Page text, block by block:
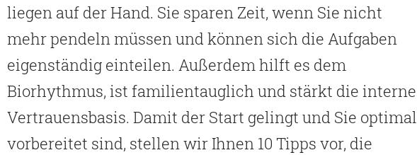
liegen auf der Hand. Sie sparen Zeit, wenn Sie nicht
mehr pendeln müssen und können sich die Aufgaben
eigenständig einteilen. Außerdem hilft es dem
Biorhythmus, ist familientauglich und stärkt die interne
Vertrauensbasis. Damit der Start gelingt und Sie optimal
vorbereitet sind, stellen wir Ihnen 10 Tipps vor, die